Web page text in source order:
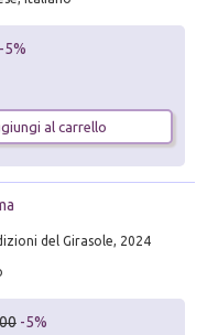
-5%
al carrello
del Girasole, 2024
-5%